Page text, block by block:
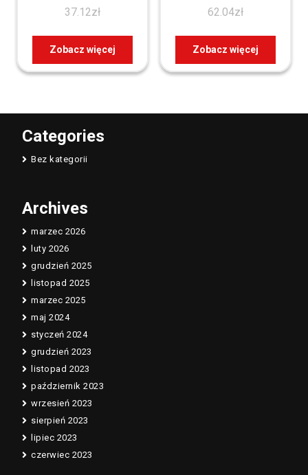
37.12zł
Zobacz więcej
62.04zł
Zobacz więcej
Categories
Bez kategorii
Archives
marzec 2026
luty 2026
grudzień 2025
listopad 2025
marzec 2025
maj 2024
styczeń 2024
grudzień 2023
listopad 2023
październik 2023
wrzesień 2023
sierpień 2023
lipiec 2023
czerwiec 2023